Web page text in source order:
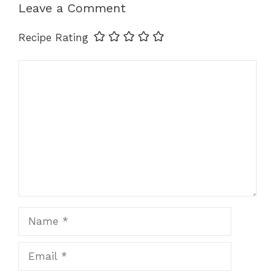
Leave a Comment
Recipe Rating